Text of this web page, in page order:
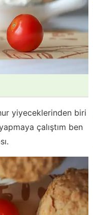
yiyeceklerinden biri
çalıştım ben